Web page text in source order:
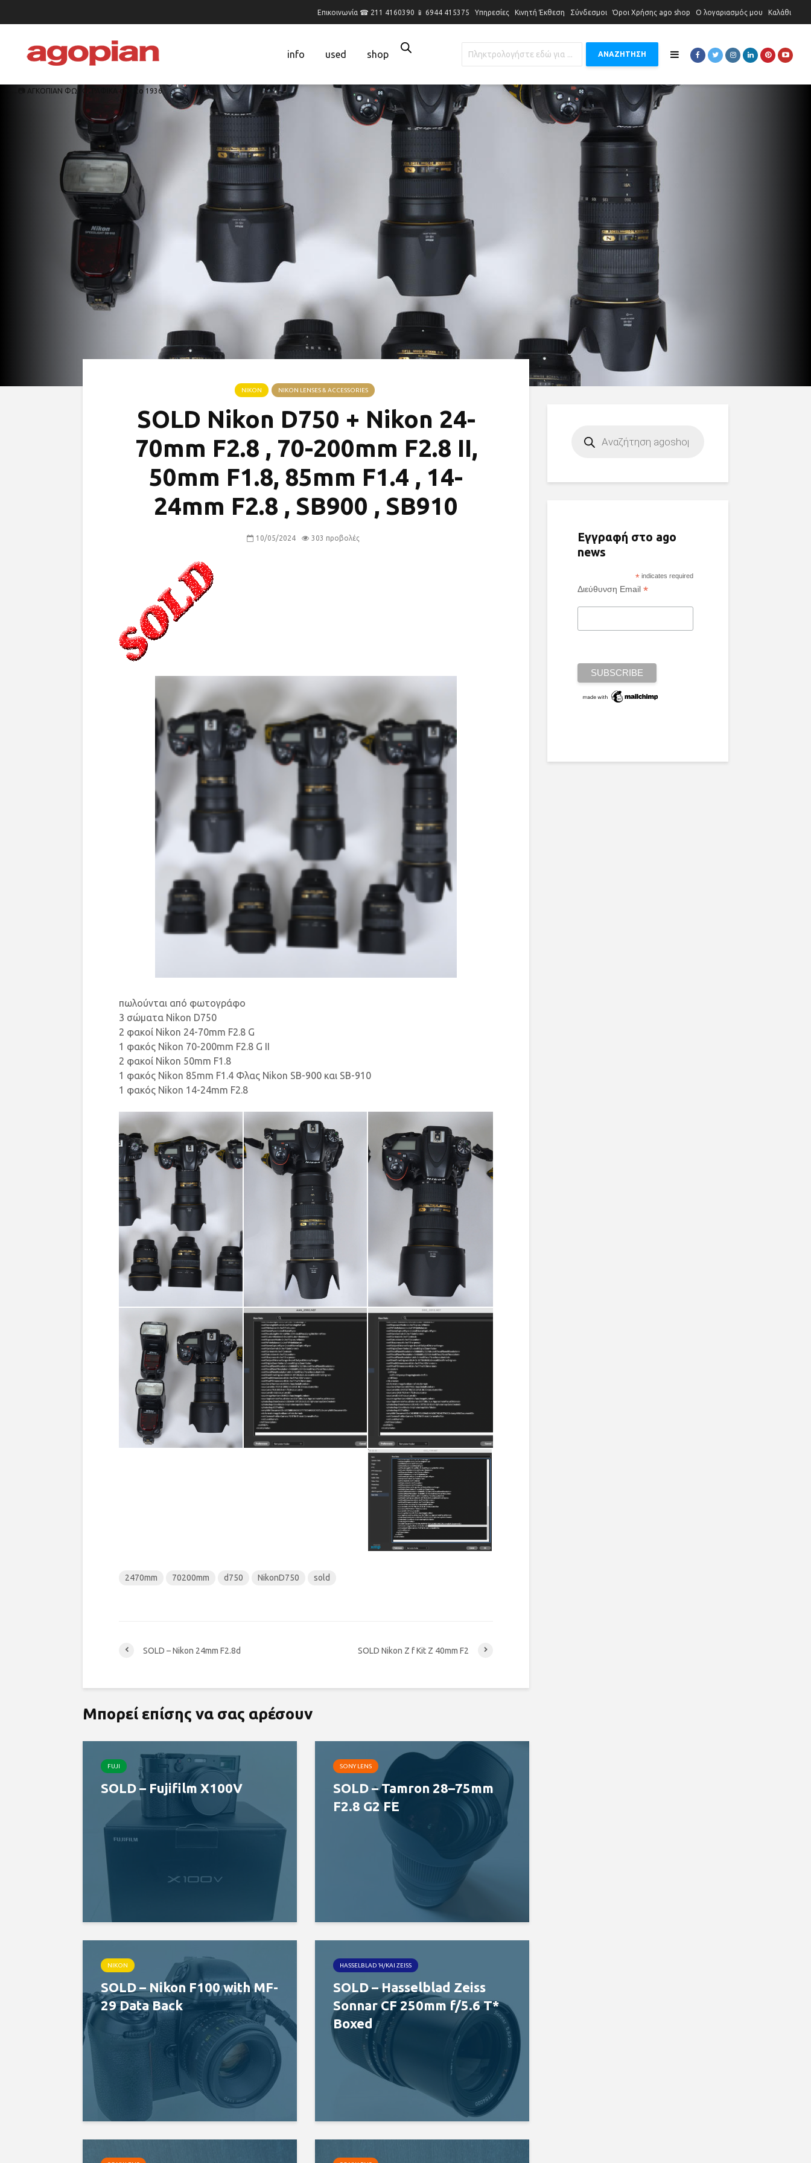
Επικοινωνία ☎ 211 4160390 📱 6944 415375 Υπηρεσίες Κινητή Έκθεση Σύνδεσμοι Όροι Χρήσης ago shop Ο λογαριασμός μου Καλάθι
📷 ΑΓΚΟΠΙΑΝ ΦΩΤΟΓΡΑΦΙΚΑ από το 1936
info used shop ΑΝΑΖΗΤΗΣΗ
NIKON NIKON LENSES & ACCESSORIES
SOLD Nikon D750 + Nikon 24-
70mm F2.8 , 70-200mm F2.8 II,
50mm F1.8, 85mm F1.4 , 14-
24mm F2.8 , SB900 , SB910
10/05/2024 303 προβολές
πωλούνται από φωτογράφο
3 σώματα Nikon D750
2 φακοί Nikon 24-70mm F2.8 G
1 φακός Nikon 70-200mm F2.8 G II
2 φακοί Nikon 50mm F1.8
1 φακός Nikon 85mm F1.4 Φλας Nikon SB-900 και SB-910
1 φακός Nikon 14-24mm F2.8
2470mm 70200mm d750 NikonD750 sold
SOLD – Nikon 24mm F2.8d SOLD Nikon Z f Kit Z 40mm F2
Μπορεί επίσης να σας αρέσουν
FUJI
SOLD – Fujifilm X100V
SONY LENS
SOLD – Tamron 28–75mm
F2.8 G2 FE
NIKON
SOLD – Nikon F100 with MF-
29 Data Back
HASSELBLAD Ή/ΚΑΙ ZEISS
SOLD – Hasselblad Zeiss
Sonnar CF 250mm f/5.6 T*
Boxed
search
Εγγραφή στο ago
news
* indicates required
Διεύθυνση Email *